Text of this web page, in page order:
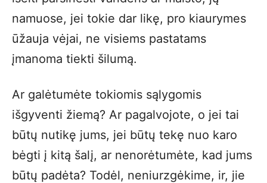
namuose, jei tokie dar likę, pro kiaurymes
ūžauja vėjai, ne visiems pastatams
įmanoma tiekti šilumą.
Ar galėtumėte tokiomis sąlygomis
išgyventi žiemą? Ar pagalvojote, o jei tai
būtų nutikę jums, jei būtų tekę nuo karo
bėgti į kitą šalį, ar nenorėtumėte, kad jums
būtų padėta? Todėl, neniurzgėkime, ir, jie